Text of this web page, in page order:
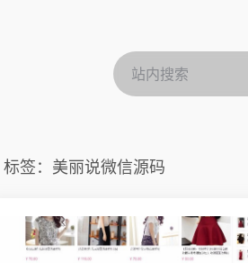
标签：美丽说微信源码